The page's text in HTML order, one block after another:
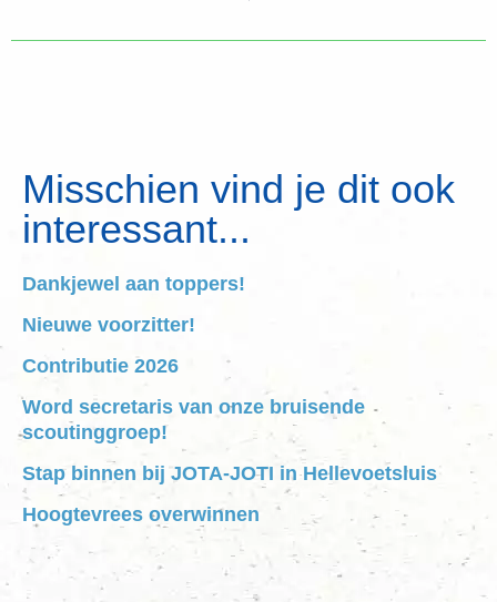
Misschien vind je dit ook
interessant...
Dankjewel aan toppers!
Nieuwe voorzitter!
Contributie 2026
Word secretaris van onze bruisende
scoutinggroep!
Stap binnen bij JOTA-JOTI in Hellevoetsluis
Hoogtevrees overwinnen